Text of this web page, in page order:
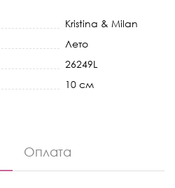
Kristina & Milan
Лето
26249L
10 см
Оплата